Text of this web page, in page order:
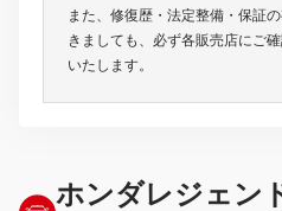
また、修復歴・法定整備・保証
きましても、必ず各販売店にご
いたします。
ホンダレジェン